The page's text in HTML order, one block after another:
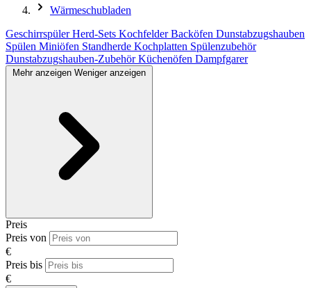
Wärmeschubladen
GeschirrspülerHerd-Sets KochfelderBacköfen Dunstabzugshauben
Spülen Miniöfen Standherde Kochplatten Spülenzubehör
Dunstabzugshauben-ZubehörKüchenöfen Dampfgarer
Mehr anzeigen Weniger anzeigen
Preis
Preis von
€
Preis bis
€